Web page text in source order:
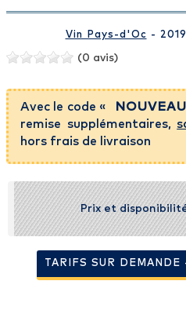
Vin Pays-d'Oc -
(0 avis)
Avec le code « NOUVEAU
remise supplémentaires,
hors frais de livraison
Prix et
TARIFS SUR